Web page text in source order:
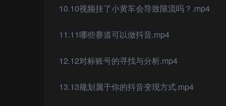
10.10视频挂了小黄车会导致限流吗？.mp4
11.11哪些赛道可以做抖音.mp4
12.12对标账号的寻找与分析.mp4
13.13规划属于你的抖音变现方式.mp4